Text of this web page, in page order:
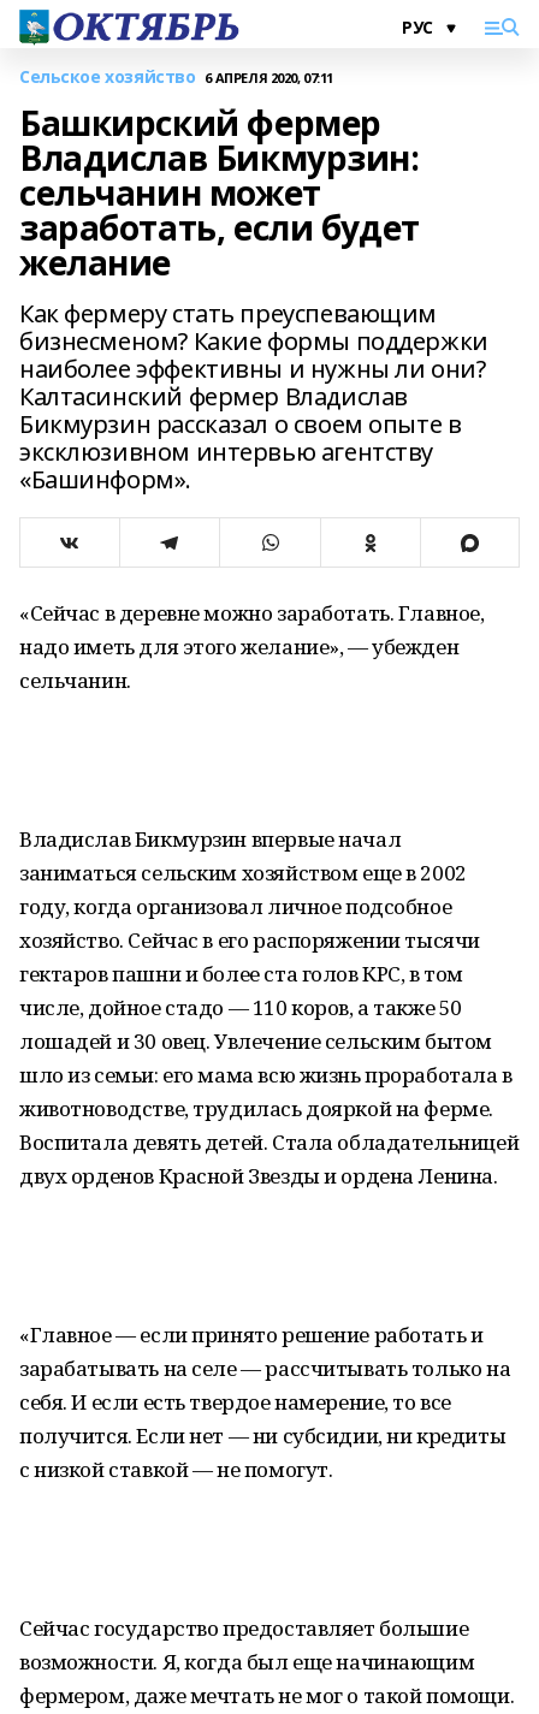
Сельское хозяйство 6 АПРЕЛЯ 2020, 07:11
Башкирский фермер
Владислав Бикмурзин:
сельчанин может
заработать, если будет
желание
Как фермеру стать преуспевающим
бизнесменом? Какие формы поддержки
наиболее эффективны и нужны ли они?
Калтасинский фермер Владислав
Бикмурзин рассказал о своем опыте в
эксклюзивном интервью агентству
«Башинформ».
«Сейчас в деревне можно заработать. Главное,
надо иметь для этого желание», — убежден
сельчанин.
Владислав Бикмурзин впервые начал
заниматься сельским хозяйством еще в 2002
году, когда организовал личное подсобное
хозяйство. Сейчас в его распоряжении тысячи
гектаров пашни и более ста голов КРС, в том
числе, дойное стадо — 110 коров, а также 50
лошадей и 30 овец. Увлечение сельским бытом
шло из семьи: его мама всю жизнь проработала в
животноводстве, трудилась дояркой на ферме.
Воспитала девять детей. Стала обладательницей
двух орденов Красной Звезды и ордена Ленина.
«Главное — если принято решение работать и
зарабатывать на селе — рассчитывать только на
себя. И если есть твердое намерение, то все
получится. Если нет — ни субсидии, ни кредиты
с низкой ставкой — не помогут.
Сейчас государство предоставляет большие
возможности. Я, когда был еще начинающим
фермером, даже мечтать не мог о такой помощи.